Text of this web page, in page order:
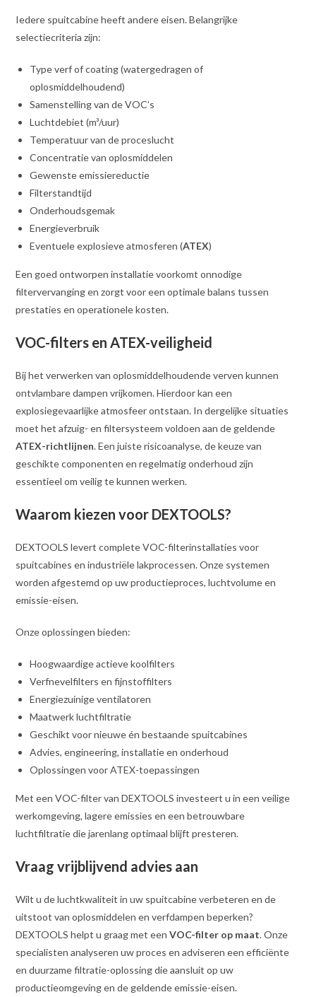
Iedere spuitcabine heeft andere eisen. Belangrijke
selectiecriteria zijn:
Type verf of coating (watergedragen of
oplosmiddelhoudend)
Samenstelling van de VOC’s
Luchtdebiet (m³/uur)
Temperatuur van de proceslucht
Concentratie van oplosmiddelen
Gewenste emissiereductie
Filterstandtijd
Onderhoudsgemak
Energieverbruik
Eventuele explosieve atmosferen (ATEX)
Een goed ontworpen installatie voorkomt onnodige
filtervervanging en zorgt voor een optimale balans tussen
prestaties en operationele kosten.
VOC-filters en ATEX-veiligheid
Bij het verwerken van oplosmiddelhoudende verven kunnen
ontvlambare dampen vrijkomen. Hierdoor kan een
explosiegevaarlijke atmosfeer ontstaan. In dergelijke situaties
moet het afzuig- en filtersysteem voldoen aan de geldende
ATEX-richtlijnen. Een juiste risicoanalyse, de keuze van
geschikte componenten en regelmatig onderhoud zijn
essentieel om veilig te kunnen werken.
Waarom kiezen voor DEXTOOLS?
DEXTOOLS levert complete VOC-filterinstallaties voor
spuitcabines en industriële lakprocessen. Onze systemen
worden afgestemd op uw productieproces, luchtvolume en
emissie-eisen.
Onze oplossingen bieden:
Hoogwaardige actieve koolfilters
Verfnevelfilters en fijnstoffilters
Energiezuinige ventilatoren
Maatwerk luchtfiltratie
Geschikt voor nieuwe én bestaande spuitcabines
Advies, engineering, installatie en onderhoud
Oplossingen voor ATEX-toepassingen
Met een VOC-filter van DEXTOOLS investeert u in een veilige
werkomgeving, lagere emissies en een betrouwbare
luchtfiltratie die jarenlang optimaal blijft presteren.
Vraag vrijblijvend advies aan
Wilt u de luchtkwaliteit in uw spuitcabine verbeteren en de
uitstoot van oplosmiddelen en verfdampen beperken?
DEXTOOLS helpt u graag met eenVOC-filter op maat. Onze
specialisten analyseren uw proces en adviseren een efficiënte
en duurzame filtratie-oplossing die aansluit op uw
productieomgeving en de geldende emissie-eisen.